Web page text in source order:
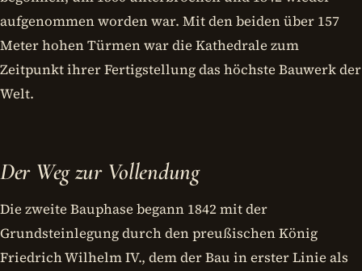
aufgenommen worden war. Mit den beiden über 157
Meter hohen Türmen war die Kathedrale zum
Zeitpunkt ihrer Fertigstellung das höchste Bauwerk der
Welt.
Der Weg zur Vollendung
Die zweite Bauphase begann 1842 mit der
Grundsteinlegung durch den preußischen König
Friedrich Wilhelm IV., dem der Bau in erster Linie als